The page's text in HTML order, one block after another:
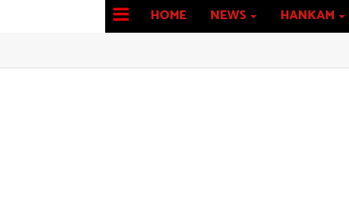
HOME NEWS HANKAM